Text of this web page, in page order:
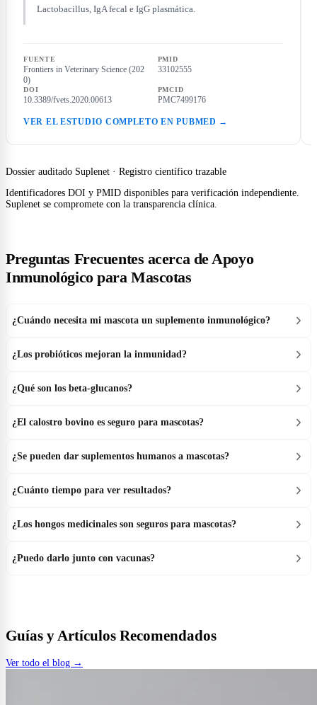
Lactobacillus, IgA fecal e IgG plasmática.
FUENTE
Frontiers in Veterinary Science (202
0)
PMID
33102555
DOI
10.3389/fvets.2020.00613
PMCID
PMC7499176
VER EL ESTUDIO COMPLETO EN PUBMED →
Dossier auditado Suplenet · Registro científico trazable
Identificadores DOI y PMID disponibles para verificación independiente.
Suplenet se compromete con la transparencia clínica.
Preguntas Frecuentes acerca de Apoyo
Inmunológico para Mascotas
¿Cuándo necesita mi mascota un suplemento inmunológico?
¿Los probióticos mejoran la inmunidad?
¿Qué son los beta-glucanos?
¿El calostro bovino es seguro para mascotas?
¿Se pueden dar suplementos humanos a mascotas?
¿Cuánto tiempo para ver resultados?
¿Los hongos medicinales son seguros para mascotas?
¿Puedo darlo junto con vacunas?
Guías y Artículos Recomendados
Ver todo el blog →